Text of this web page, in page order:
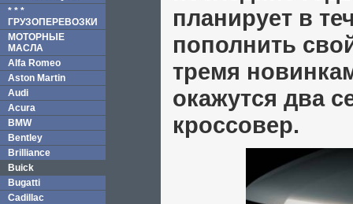
* * *
ГРУЗОПЕРЕВОЗКИ
МОТОРНЫЕ
МАСЛА
Alfa Romeo
Aston Martin
Audi
Acura
BMW
Bentley
Brilliance
Buick
Bugatti
Cadillac
планирует в
пополнить
тремя
окажутся два
кроссовер.